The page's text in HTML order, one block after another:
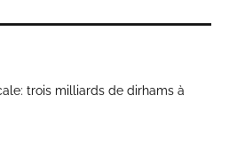
trois milliards de dirhams à